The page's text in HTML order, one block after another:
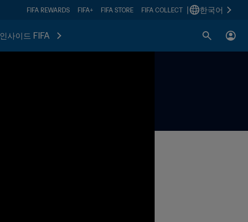
FIFA REWARDS FIFA+ FIFA STORE FIFA COLLECT 한국어
인사이드 FIFA